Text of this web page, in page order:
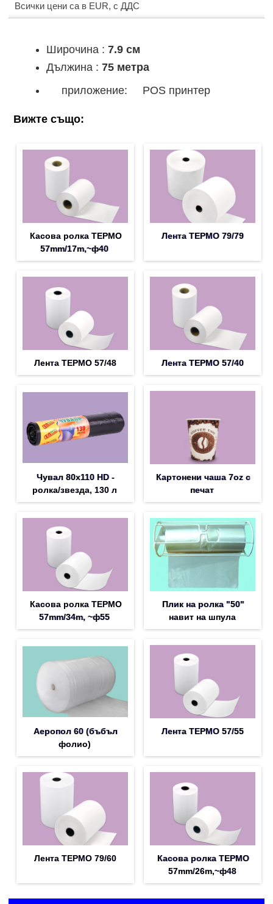
Всички цени са в EUR, с ДДС
Широчина : 7.9 см
Дължина : 75 метра
приложение: POS принтер
Вижте също:
Касова ролка ТЕРМО
57mm/17m,~ф40
Лента ТЕРМО 79/79
Лента ТЕРМО 57/48 Лента ТЕРМО 57/40
Чувал 80х110 HD -
ролка/звезда, 130 л
Картонени чаша 7oz с
печат
Касова ролка ТЕРМО
57mm/34m, ~ф55
Плик на ролка "50"
навит на шпула
Аеропол 60 (бъбъл
фолио)
Лента ТЕРМО 57/55
Лента ТЕРМО 79/60
Касова ролка ТЕРМО
57mm/26m,~ф48